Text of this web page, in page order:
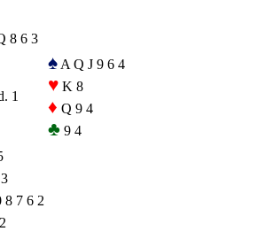
8 6 3
♠ A Q J 9 6 4
♥ K 8
♦ Q 9 4
♣ 9 4
8 7 6 2